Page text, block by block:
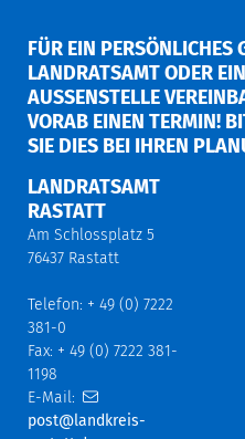
FÜR EIN PERSÖNLICHES
LANDRATSAMT ODER
AUSSENSTELLE
ORAB EINEN TERMIN!
IE DIES BEI IHREN
LANDRATSAMT
RASTATT
Am Schlossplatz 5
76437 Rastatt
Telefon: + 49 (0) 7222
381-0
Fax: + 49 (0) 7222 381-
1198
E-Mail:
post@landkreis-